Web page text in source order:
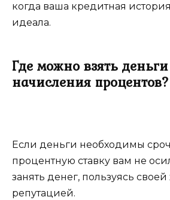
когда ваша кредитная
идеала.
Где можно взять
начисления процентов?
Если деньги необходимы
процентную ставку вам не
занять денег, пользуясь
репутацией.